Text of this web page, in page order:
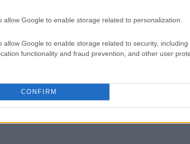
allow Google to enable storage related to personalization.
allow Google to enable storage related to security, including
functionality and fraud prevention, and other user
CONFIRM
oltre le grandi città
ai grandi centri urbani, ma estenderla nelle
. Questa capillarità abilita servizi verticali
e idrogeologico. La raccolta di dati in
prevenzione e risposta alle emergenze.